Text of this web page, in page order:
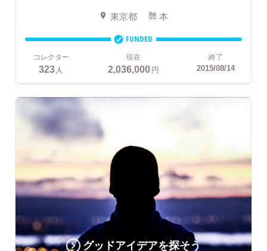
東京都 本
FUNDED
コレクター
323人
現在
2,036,000円
終了
2015/08/14
グッドアイデアを探そう